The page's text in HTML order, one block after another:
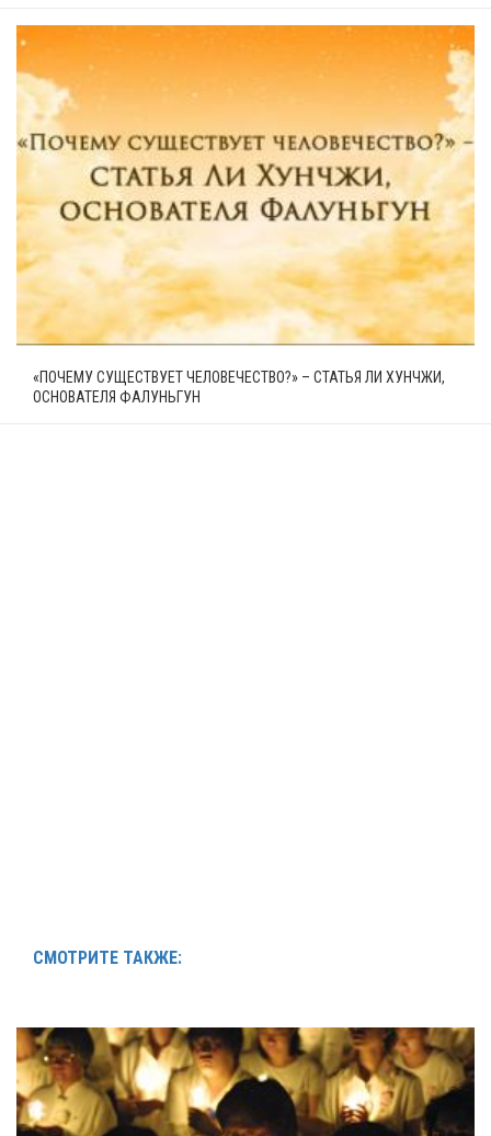
«ПОЧЕМУ СУЩЕСТВУЕТ ЧЕЛОВЕЧЕСТВО?» – СТАТЬЯ ЛИ ХУНЧЖИ,
ОСНОВАТЕЛЯ ФАЛУНЬГУН
СМОТРИТЕ ТАКЖЕ: